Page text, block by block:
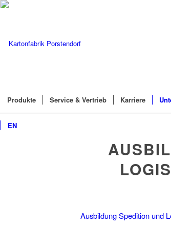
Produkte Service & Vertrieb Karriere
EN
Ausbildung Spedition und